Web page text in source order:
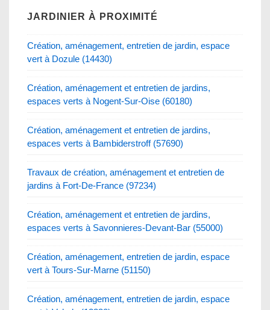
JARDINIER À PROXIMITÉ
Création, aménagement, entretien de jardin, espace
vert à Dozule (14430)
Création, aménagement et entretien de jardins,
espaces verts à Nogent-Sur-Oise (60180)
Création, aménagement et entretien de jardins,
espaces verts à Bambiderstroff (57690)
Travaux de création, aménagement et entretien de
jardins à Fort-De-France (97234)
Création, aménagement et entretien de jardins,
espaces verts à Savonnieres-Devant-Bar (55000)
Création, aménagement, entretien de jardin, espace
vert à Tours-Sur-Marne (51150)
Création, aménagement, entretien de jardin, espace